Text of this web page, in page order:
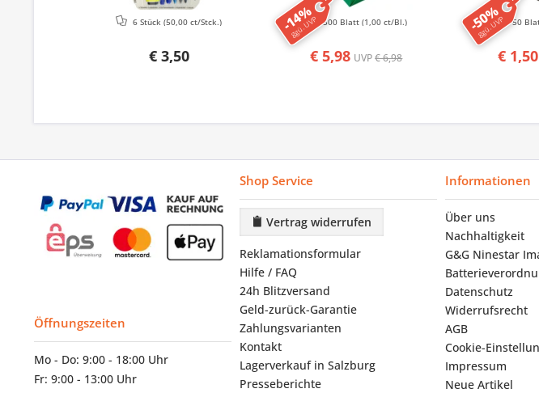
€ 3,50
6 Stück(50,00 ct/Stck.) -14%
ggü. UVP
€ 5,98 UVP€ 6,98
500 Blatt (1,00 ct/Bl.) -50%
ggü. UVP
€ 1,50
50
Öffnungszeiten
Mo - Do: 9:00 - 18:00 Uhr
Fr: 9:00 - 13:00 Uhr
Shop Service
Vertrag widerrufen
Reklamationsformular
Hilfe / FAQ
24h Blitzversand
Geld-zurück-Garantie
Zahlungsvarianten
Kontakt
Lagerverkauf in Salzburg
Presseberichte
Informationen
Über uns
Nachhaltigkeit
G&G Ninestar
Datenschutz
Widerrufsrecht
AGB
Cookie-
Impressum
Neue Artikel